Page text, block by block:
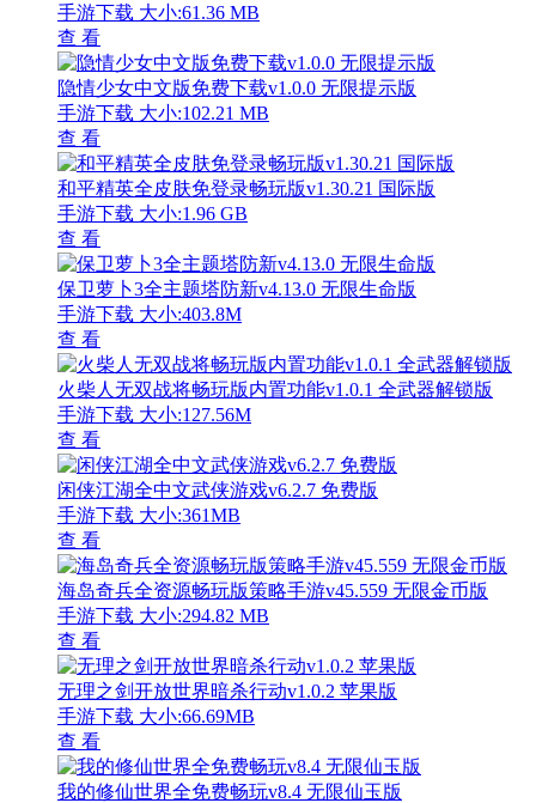
手游下载 大小:61.36 MB
查 看
隐情少女中文版免费下载v1.0.0 无限提示版
手游下载 大小:102.21 MB
查 看
和平精英全皮肤免登录畅玩版v1.30.21 国际版
手游下载 大小:1.96 GB
查 看
保卫萝卜3全主题塔防新v4.13.0 无限生命版
手游下载 大小:403.8M
查 看
火柴人无双战将畅玩版内置功能v1.0.1 全武器解锁版
手游下载 大小:127.56M
查 看
闲侠江湖全中文武侠游戏v6.2.7 免费版
手游下载 大小:361MB
查 看
海岛奇兵全资源畅玩版策略手游v45.559 无限金币版
手游下载 大小:294.82 MB
查 看
无理之剑开放世界暗杀行动v1.0.2 苹果版
手游下载 大小:66.69MB
查 看
我的修仙世界全免费畅玩v8.4 无限仙玉版